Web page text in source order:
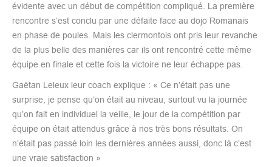
évidente avec un début de compétition compliqué. La première
rencontre s’est conclu par une défaite face au dojo Romanais
en phase de poules. Mais les clermontois ont pris leur revanche
de la plus belle des manières car ils ont rencontré cette même
équipe en finale et cette fois la victoire ne leur échappe pas.
Gaëtan Leleux leur coach explique : « Ce n’était pas une
surprise, je pense qu’on était au niveau, surtout vu la journée
qu’on fait en individuel la veille, le jour de la compétition par
équipe on était attendus grâce à nos très bons résultats. On
n’était pas passé loin les dernières années aussi, donc là c’est
une vraie satisfaction »